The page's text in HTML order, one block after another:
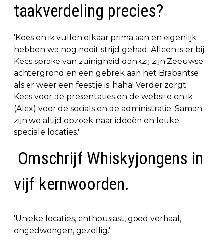
taakverdeling precies?
'Kees en ik vullen elkaar prima aan en eigenlijk
hebben we nog nooit strijd gehad. Alleen is er bij
Kees sprake van zuinigheid dankzij zijn Zeeuwse
achtergrond en een gebrek aan het Brabantse
als er weer een feestje is, haha! Verder zorgt
Kees voor de presentaties en de website en ik
(Alex) voor de socials en de administratie. Samen
zijn we altijd opzoek naar ideeën en leuke
speciale locaties.'
Omschrijf Whiskyjongens in
vijf kernwoorden.
'Unieke locaties, enthousiast, goed verhaal,
ongedwongen, gezellig.'